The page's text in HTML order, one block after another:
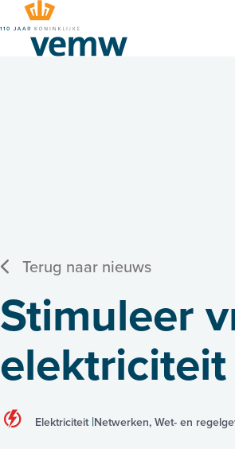
Terug naar nieuws
Stimuleer
elektriciteit
Elektriciteit Netwerken, Wet- en